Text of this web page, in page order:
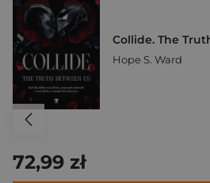
Collide. The
Hope S. Ward
72,99 zł